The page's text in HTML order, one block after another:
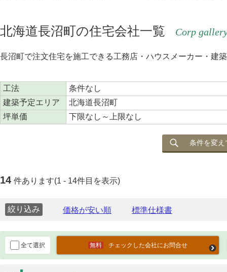
北海道長沼町の住宅会社一覧 Corp
長沼町で注文住宅を施工できる工務店・ハウスメーカー・建
工法
条件なし
建築予定エリア
北海道長沼町
坪単価
下限なし～上限なし
条件を変え
14 件あります(1 - 14件目を表示)
絞り込み
全て選択 チェックした会社にお問合せ